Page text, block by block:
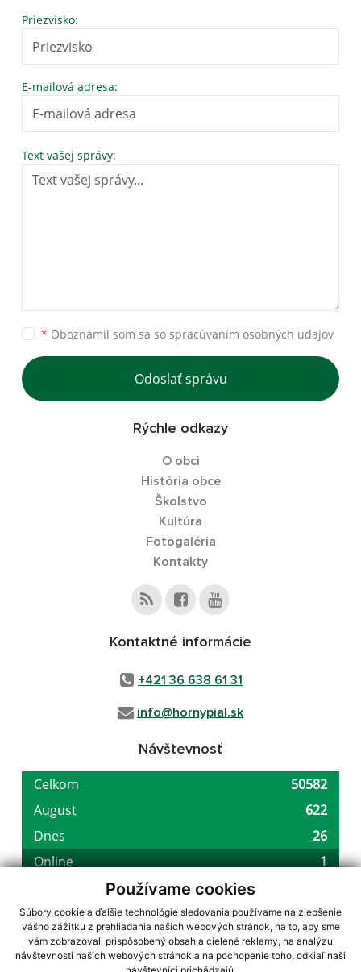
Používame cookies
Súbory cookie a ďalšie technológie sledovania používame na zlepšenie
vášho zážitku z prehliadania našich webových stránok, na to, aby sme
vám zobrazovali prispôsobený obsah a cielené reklamy, na analýzu
návštevnosti našich webových stránok a na pochopenie toho, odkiaľ naši
Priezvisko:
E-mailová adresa:
Text vašej správy:
* Oboznámil som sa so spracúvaním osobných údajov
Odoslať správu
Rýchle odkazy
O obci
História obce
Školstvo
Kultúra
Fotogaléria
Kontakty
Kontaktné informácie
+421 36 638 61 31
info@hornypial.sk
Návštevnosť
využite možnosť získavania aktuálnych informácií s využitím RSS
CMS systém (redakčný) systém ECHELON 2,Mapa stránok,web portál